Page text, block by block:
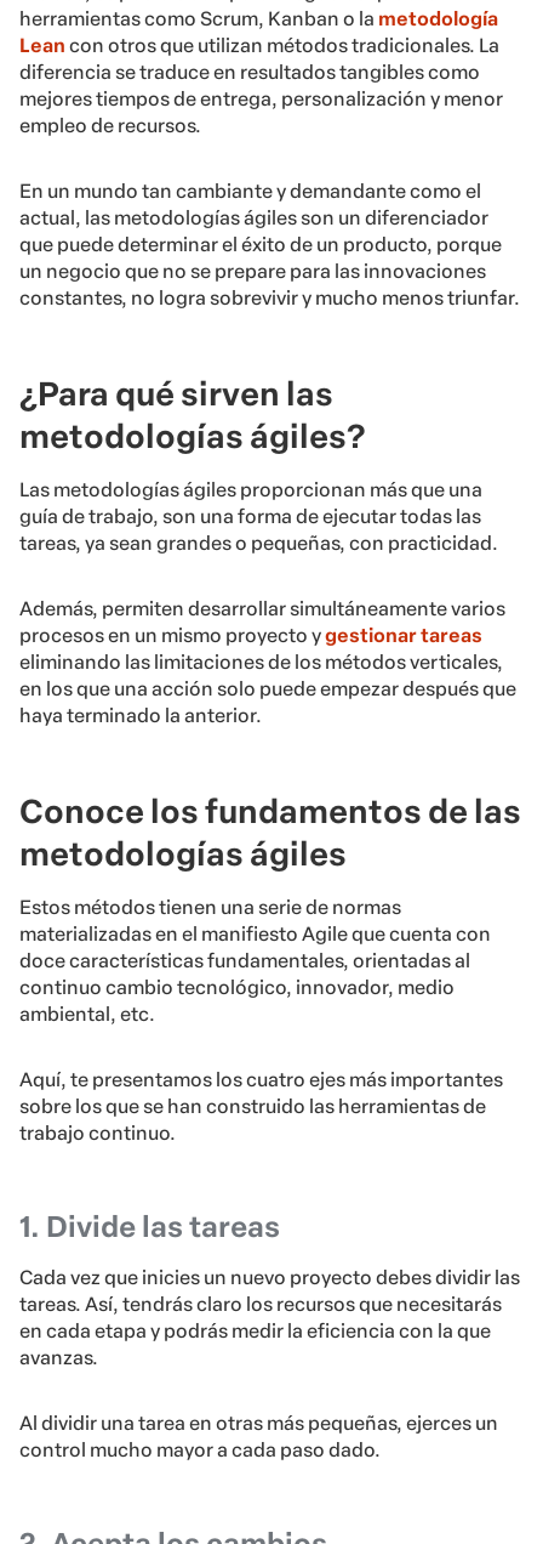
herramientas como Scrum, Kanban o la metodología
Lean con otros que utilizan métodos tradicionales. La
diferencia se traduce en resultados tangibles como
mejores tiempos de entrega, personalización y menor
empleo de recursos.
En un mundo tan cambiante y demandante como el
actual, las metodologías ágiles son un diferenciador
que puede determinar el éxito de un producto, porque
un negocio que no se prepare para las innovaciones
constantes, no logra sobreviviry mucho menos triunfar.
¿Para qué sirven las
metodologías ágiles?
Las metodologías ágiles proporcionan más que una
guía de trabajo, son una forma de ejecutar todas las
tareas, ya sean grandes o pequeñas, con practicidad.
Además, permiten desarrollar simultáneamente varios
procesos en un mismo proyecto ygestionar tareas
eliminando las limitaciones de los métodos verticales,
en los que una acción solo puede empezar después que
haya terminado la anterior.
Conoce los fundamentos de las
metodologías ágiles
Estos métodos tienen una serie de normas
materializadas en el manifiesto Agile que cuenta con
doce características fundamentales, orientadas al
continuo cambio tecnológico, innovador, medio
ambiental, etc.
Aquí, te presentamos los cuatro ejes más importantes
sobre los que se han construido las herramientas de
trabajo continuo.
1. Divide las tareas
Cada vez que inicies un nuevo proyecto debes dividir las
tareas. Así, tendrás claro los recursos que necesitarás
en cada etapa y podrás medir la eficiencia con la que
avanzas.
Al dividir una tarea en otras más pequeñas, ejerces un
control mucho mayor a cada paso dado.